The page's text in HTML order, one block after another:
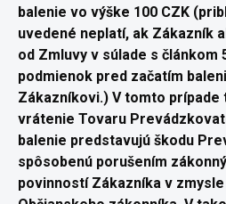
balenie vo výške 100 CZK
uvedené neplatí, ak Zákazník
od Zmluvy v súlade s článkom
podmienok pred začatím
Zákazníkovi.) V tomto prípade
vrátenie Tovaru
balenie predstavujú škodu
spôsobenú porušením
povinností Zákazníka v zmysle